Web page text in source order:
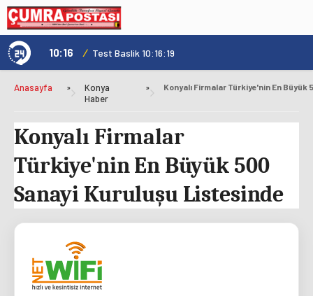
10:16 / Test Baslik 10:16:19
Anasayfa »
Konya
Haber
»
Konyalı Firmalar
Türkiye'nin En Büyük 500
Sanayi Kuruluşu Listesinde